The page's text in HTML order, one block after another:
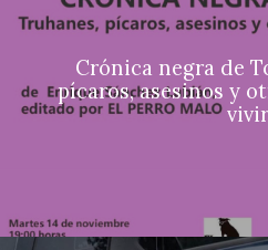
Crónica negra de
pícaros, asesinos y
vivir